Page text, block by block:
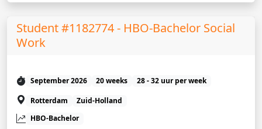
Student #1182774 - HBO-Bachelor Social
Work
September 2026 20 weeks
28 - 32 uur per week
Rotterdam
Zuid-Holland
HBO-Bachelor